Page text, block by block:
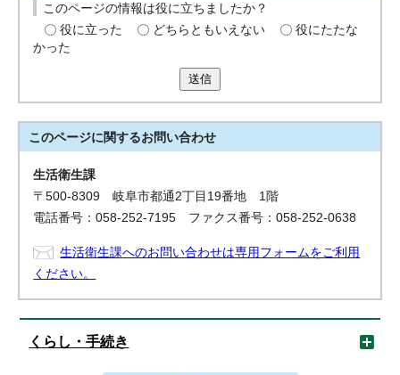
このページの情報は役に立ちましたか？
役に立った
どちらともいえない
役にたたな
かった
送信
このページに関するお問い合わせ
生活衛生課
〒500-8309 岐阜市都通2丁目19番地 1階
電話番号：058-252-7195 ファクス番号：058-252-0638
生活衛生課へのお問い合わせは専用フォームをご利用
ください。
くらし・手続き